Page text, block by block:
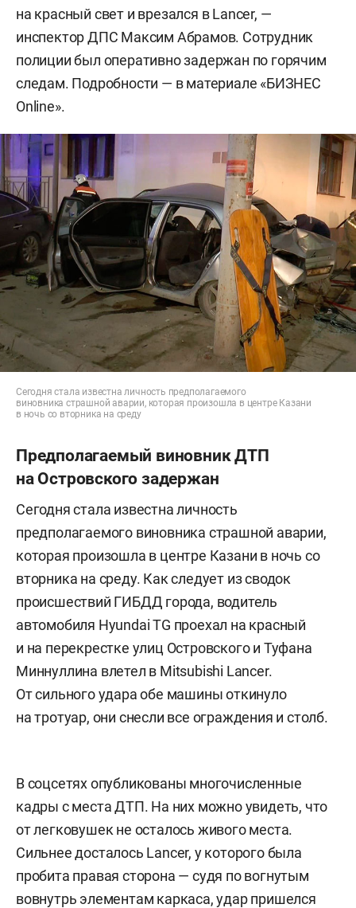
на красный свет и врезался в Lancer, —
инспектор ДПС Максим Абрамов. Сотрудник
полиции был оперативно задержан по горячим
следам. Подробности — в материале «БИЗНЕС
Online».
Сегодня стала известна личность предполагаемого
виновника страшной аварии, которая произошла в центре Казани
в ночь со вторника на среду
Предполагаемый виновник ДТП
на Островского задержан
Сегодня стала известна личность
предполагаемого виновника страшной аварии,
которая произошла в центре Казани в ночь со
вторника на среду. Как следует из сводок
происшествий ГИБДД города, водитель
автомобиля Hyundai TG проехал на красный
и на перекрестке улиц Островского и Туфана
Миннуллина влетел в Mitsubishi Lancer.
От сильного удара обе машины откинуло
на тротуар, они снесли все ограждения и столб.
В соцсетях опубликованы многочисленные
кадры с места ДТП. На них можно увидеть, что
от легковушек не осталось живого места.
Сильнее досталось Lancer, у которого была
пробита правая сторона — судя по вогнутым
вовнутрь элементам каркаса, удар пришелся